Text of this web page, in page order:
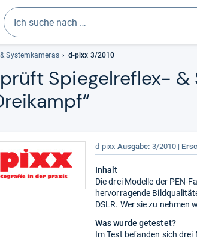
Geben
Sie
mindestens
drei
Zeichen
ein.
automatisch
und
lassen
sich
Systemkameras d-pixx 3/2010
Spie­gel­re­flex-​
d-pixx Ausgabe: 3/2010
Inhalt
Die drei Modelle der PEN-
hervorragende
DSLR. Wer sie zu nehmen
Was wurde getestet?
Im Test befanden sich drei